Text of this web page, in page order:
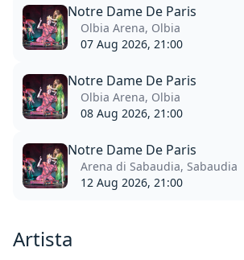
Notre Dame De Paris
Olbia Arena, Olbia
07 Aug 2026, 21:00
Notre Dame De Paris
Olbia Arena, Olbia
08 Aug 2026, 21:00
Notre Dame De Paris
Arena di Sabaudia, Sabaudia
12 Aug 2026, 21:00
Artista